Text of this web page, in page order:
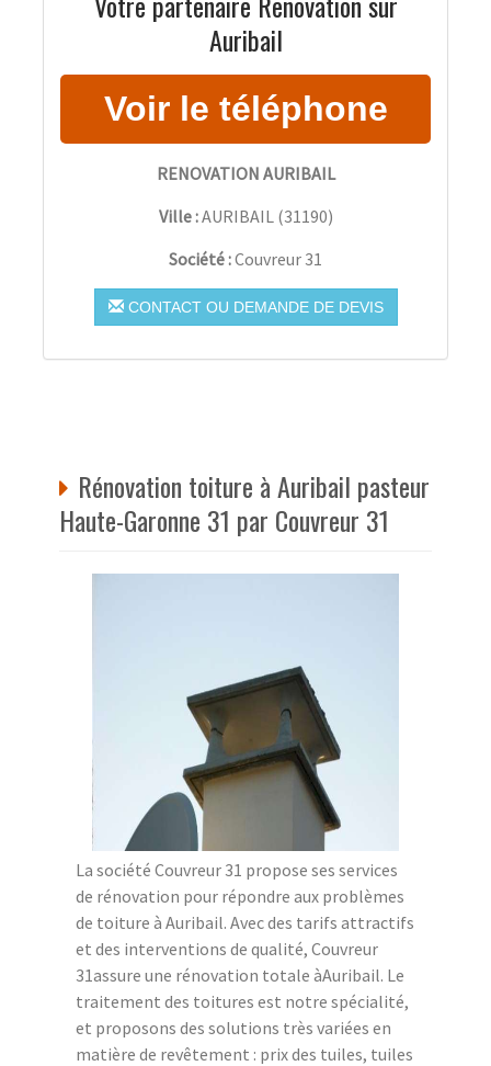
Auribail
RENOVATION AURIBAIL
Ville :AURIBAIL (31190)
Société :Couvreur 31
CONTACT OU DEMANDE DE DEVIS
Rénovation toiture à Auribail pasteur
Haute-Garonne 31 par Couvreur 31
La société Couvreur 31 propose ses services
de rénovation pour répondre aux problèmes
de toiture à Auribail. Avec des tarifs attractifs
et des interventions de qualité, Couvreur
31assure une rénovation totale àAuribail. Le
traitement des toitures est notre spécialité,
et proposons des solutions très variées en
matière de revêtement : prix des tuiles, tuiles